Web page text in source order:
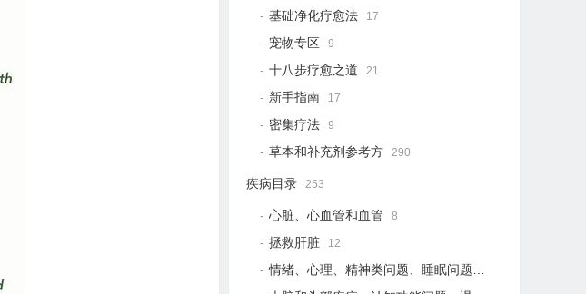
基础净化疗愈法 17
宠物专区 9
十八步疗愈之道 21
新手指南 17
密集疗法 9
草本和补充剂参考方 290
疾病目录 253
心脏、心血管和血管 8
拯救肝脏 12
情绪、心理、精神类问题、睡眠问题 18